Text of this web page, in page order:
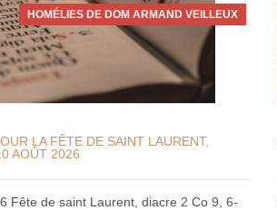
HOMÉLIES DE DOM ARMAND VEILLEUX
LA FÊTE DE SAINT LAURENT,
AOÛT 2026
Fête de saint Laurent, diacre 2 Co 9, 6-